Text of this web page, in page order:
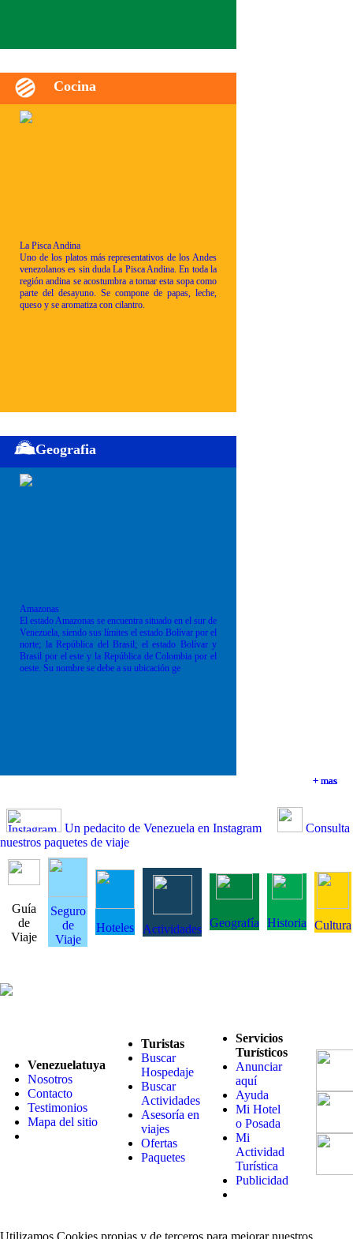
+ mas
+ mas
Cocina
La Pisca Andina
Uno de los platos más representativos de los Andes
venezolanos es sin duda La Pisca Andina. En toda la
región andina se acostumbra a tomar esta sopa como
parte del desayuno. Se compone de papas, leche,
queso y se aromatiza con cilantro.
+ mas
Geografia
Amazonas
El estado Amazonas se encuentra situado en el sur de
Venezuela, siendo sus límites el estado Bolívar por el
norte; la República del Brasil; el estado Bolívar y
Brasil por el este y la República de Colombia por el
oeste. Su nombre se debe a su ubicación ge
+ mas
Un pedacito de Venezuela en Instagram
Consulta
nuestros paquetes de viaje
Guía
de
Viaje
Seguro
de
Viaje
Hoteles Actividades Geografía Historia Cultura
Venezuelatuya
Nosotros
Contacto
Testimonios
Mapa del sitio
Turistas
Buscar
Hospedaje
Buscar
Actividades
Asesoría en
viajes
Ofertas
Paquetes
Servicios
Turísticos
Anunciar
aquí
Ayuda
Mi Hotel
o Posada
Mi
Actividad
Turística
Publicidad
Utilizamos Cookies propias y de terceros para mejorar nuestros